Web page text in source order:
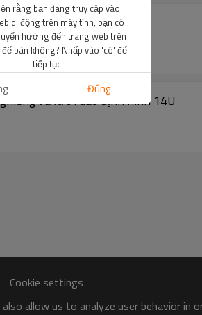
0.2MM
vô trùng riêng biệt.
và lưỡi dao định hình 14U
Cookie settings
allow us to analyze user behavior
rằng bạn đang truy cập vào
di động trên máy tính, bạn có
hướng đến trang web trên
bàn không? Nhấp vào 'có' để
tiếp tục
Đúng